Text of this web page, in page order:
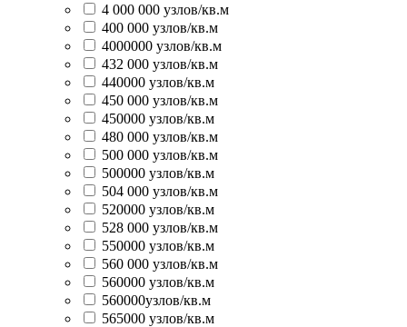
4 000 000 узлов/кв.м
400 000 узлов/кв.м
4000000 узлов/кв.м
432 000 узлов/кв.м
440000 узлов/кв.м
450 000 узлов/кв.м
450000 узлов/кв.м
480 000 узлов/кв.м
500 000 узлов/кв.м
500000 узлов/кв.м
504 000 узлов/кв.м
520000 узлов/кв.м
528 000 узлов/кв.м
550000 узлов/кв.м
560 000 узлов/кв.м
560000 узлов/кв.м
560000узлов/кв.м
565000 узлов/кв.м